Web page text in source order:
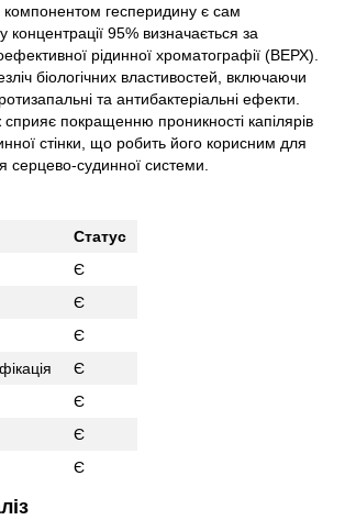
гесперидину є сам
концентрації 95% визначається за
рідинної хроматографії (ВЕРХ).
біологічних властивостей, включаючи
та антибактеріальні ефекти.
покращенню проникності капілярів
стінки, що робить його корисним для
серцево-судинної системи.
Статус
Є
Є
Є
Є
Є
Є
Є